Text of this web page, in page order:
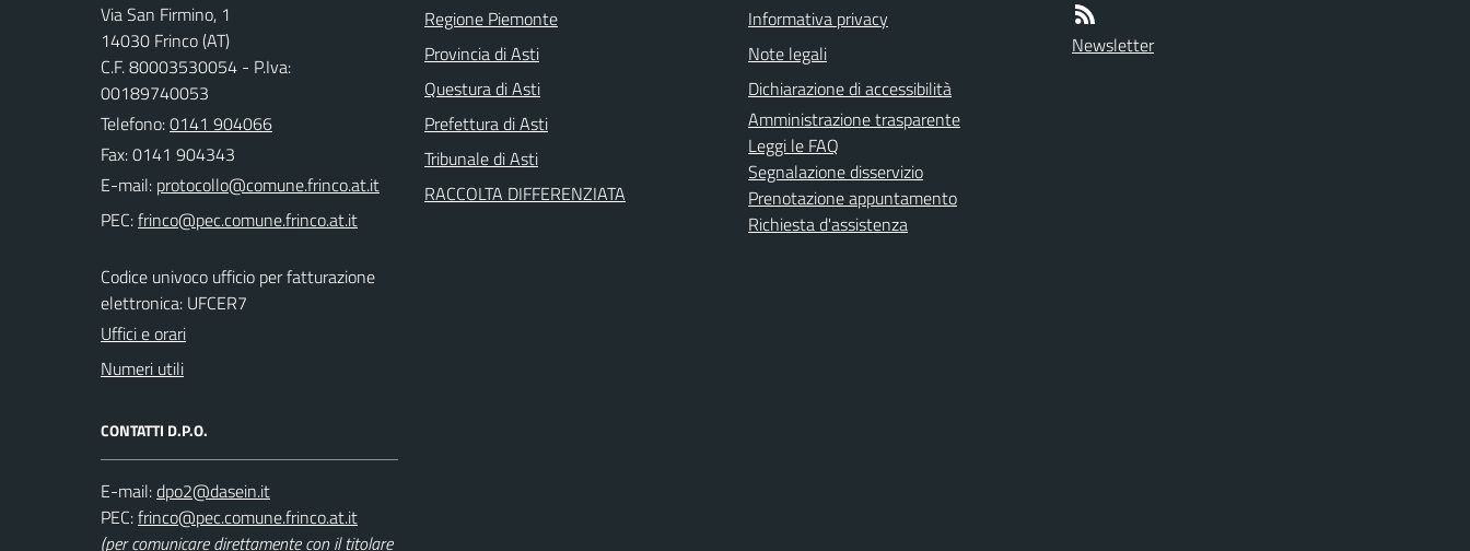
Via San Firmino, 1
14030 Frinco (AT)
C.F. 80003530054 - P.Iva:
00189740053
Telefono:0141 904066
Fax: 0141 904343
E-mail:
PEC:
Codice univoco ufficio per fatturazione
elettronica: UFCER7
Uffici e orari
Numeri utili
CONTATTI D.P.O.
E-mail:
PEC:
(per comunicare direttamente con il titolare
Regione Piemonte
Provincia di Asti
Questura di Asti
Prefettura di Asti
Tribunale di Asti
RACCOLTA DIFFERENZIATA
Informativa privacy
Note legali
Dichiarazione di accessibilità
Amministrazione trasparente
Leggi le FAQ
Segnalazione disservizio
Prenotazione appuntamento
Richiesta d'assistenza
Newsletter